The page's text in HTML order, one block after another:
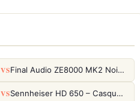
VS Final Audio ZE8000 MK2 Noir – Écouteurs True Wireless audiophiles 8K Sound
VS Sennheiser HD 650 – Casque audiophile ouvert pour l'écoute analytique